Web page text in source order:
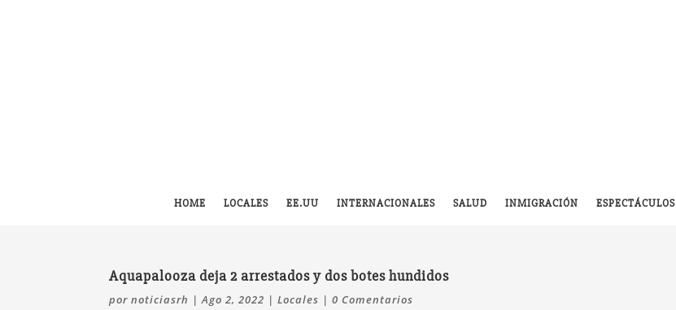
HOME LOCALES EE.UU INTERNACIONALES SALUD INMIGRACIÓN ESPECTÁCULOS
Aquapalooza deja 2 arrestados y dos botes hundidos
pornoticiasrh |Ago 2, 2022 |Locales |0 Comentarios